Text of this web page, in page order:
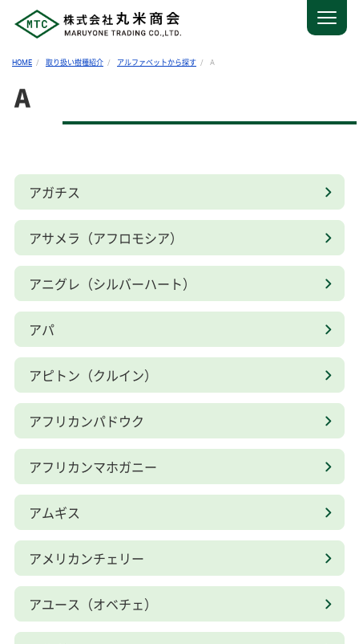
HOME 取り扱い樹種紹介 アルファベットから探す A
A
アガチス
アサメラ（アフロモシア）
アニグレ（シルバーハート）
アパ
アピトン（クルイン）
アフリカンパドウク
アフリカンマホガニー
アムギス
アメリカンチェリー
アユース（オベチェ）